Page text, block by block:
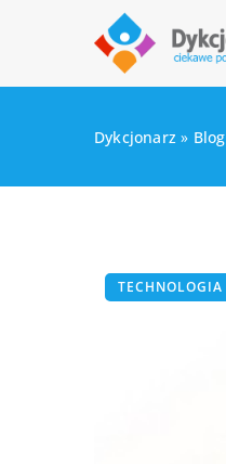
Dykcjonarz » Blog
TECHNOLOGIA